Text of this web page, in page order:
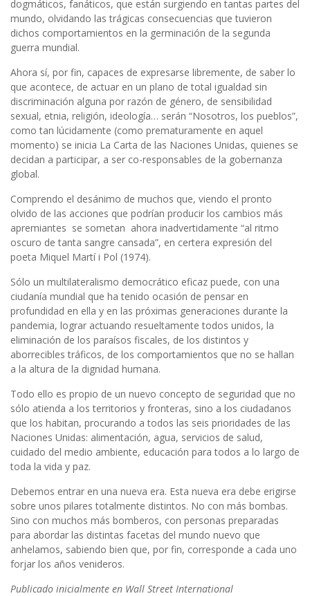
dogmáticos, fanáticos, que están surgiendo en tantas partes del
mundo, olvidando las trágicas consecuencias que tuvieron
dichos comportamientos en la germinación de la segunda
guerra mundial.
Ahora sí, por fin, capaces de expresarse libremente, de saber lo
que acontece, de actuar en un plano de total igualdad sin
discriminación alguna por razón de género, de sensibilidad
sexual, etnia, religión, ideología… serán “Nosotros, los pueblos”,
como tan lúcidamente (como prematuramente en aquel
momento) se inicia La Carta de las Naciones Unidas, quienes se
decidan a participar, a ser co-responsables de la gobernanza
global.
Comprendo el desánimo de muchos que, viendo el pronto
olvido de las acciones que podrían producir los cambios más
apremiantes se sometan ahora inadvertidamente “al ritmo
oscuro de tanta sangre cansada”, en certera expresión del
poeta Miquel Martí i Pol (1974).
Sólo un multilateralismo democrático eficaz puede, con una
ciudanía mundial que ha tenido ocasión de pensar en
profundidad en ella y en las próximas generaciones durante la
pandemia, lograr actuando resueltamente todos unidos, la
eliminación de los paraísos fiscales, de los distintos y
aborrecibles tráficos, de los comportamientos que no se hallan
a la altura de la dignidad humana.
Todo ello es propio de un nuevo concepto de seguridad que no
sólo atienda a los territorios y fronteras, sino a los ciudadanos
que los habitan, procurando a todos las seis prioridades de las
Naciones Unidas: alimentación, agua, servicios de salud,
cuidado del medio ambiente, educación para todos a lo largo de
toda la vida y paz.
Debemos entrar en una nueva era. Esta nueva era debe erigirse
sobre unos pilares totalmente distintos. No con más bombas.
Sino con muchos más bomberos, con personas preparadas
para abordar las distintas facetas del mundo nuevo que
anhelamos, sabiendo bien que, por fin, corresponde a cada uno
forjar los años venideros.
Publicado inicialmente en Wall Street International